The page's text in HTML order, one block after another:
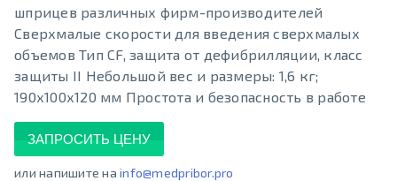
шприцев различных фирм-производителей
Сверхмалые скорости для введения сверхмалых
объемов Тип CF, защита от дефибрилляции, класс
защиты II Небольшой вес и размеры: 1,6 кг;
190х100х120 мм Простота и безопасность в работе
ЗАПРОСИТЬ ЦЕНУ
или напишите на info@medpribor.pro